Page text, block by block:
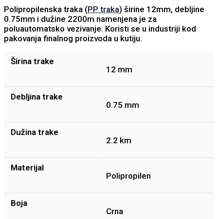
Polipropilenska traka (PP traka) širine 12mm, debljine
0.75mm i dužine 2200m namenjena je za
poluautomatsko vezivanje. Koristi se u industriji kod
pakovanja finalnog proizvoda u kutiju.
Širina trake
12 mm
Debljina trake
0.75 mm
Dužina trake
2.2 km
Materijal
Polipropilen
Boja
Crna